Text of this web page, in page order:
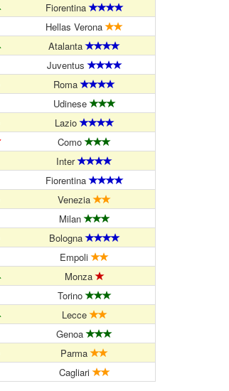
Fiorentina
Hellas Verona
Atalanta
Juventus
Roma
Udinese
Lazio
Como
Inter
Fiorentina
Venezia
Milan
Bologna
Empoli
Monza
Torino
Lecce
Genoa
Parma
Cagliari